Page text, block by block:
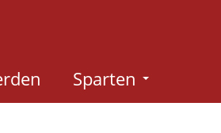
Sparten